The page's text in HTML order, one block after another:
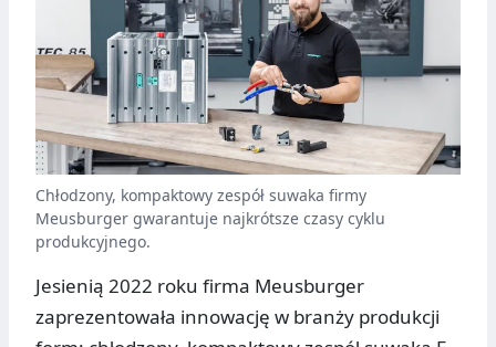
Chłodzony, kompaktowy zespół suwaka firmy
Meusburger gwarantuje najkrótsze czasy cyklu
produkcyjnego.
Jesienią 2022 roku firma Meusburger
zaprezentowała innowację w branży produkcji